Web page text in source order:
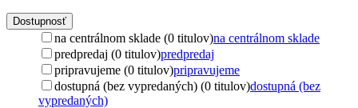
Dostupnosť
na centrálnom sklade (0 titulov)na centrálnom sklade
predpredaj (0 titulov)predpredaj
pripravujeme (0 titulov)pripravujeme
dostupná (bez vypredaných) (0 titulov)dostupná (bez
vypredaných)